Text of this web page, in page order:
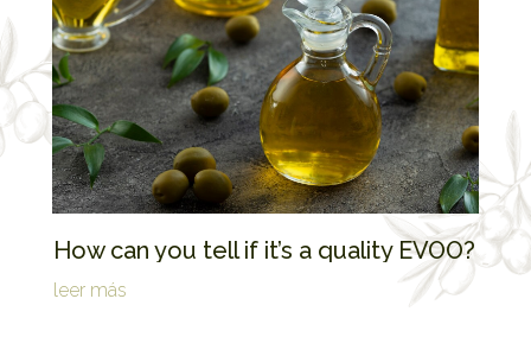
How can you tell if it’s a quality EVOO?
leer más